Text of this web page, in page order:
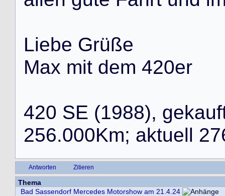
Liebe Grüße
Max mit dem 420er
420 SE (1988), gekauf
256.000Km; aktuell 27
Antworten Zitieren
Thema
Bad Sassendorf Mercedes Motorshow am 21.4.24